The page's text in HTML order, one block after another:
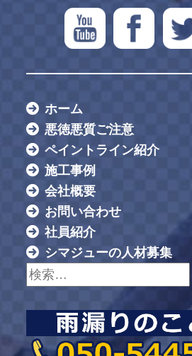
ホーム
悪徳悪質ご注意
ペイントライン紹介
施工事例
会社概要
お問い合わせ
社員紹介
シマジューの人材募集
検索: